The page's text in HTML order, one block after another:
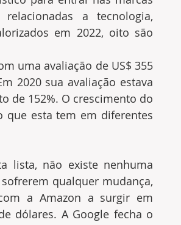
a tecnologia,
em 2022, oito são
uma avaliação de US$ 355
2020 sua avaliação estava
de 152%. O crescimento do
que esta tem em diferentes
lista, não existe nenhuma
qualquer mudança,
a Amazon a surgir em
dólares. A Google fecha o